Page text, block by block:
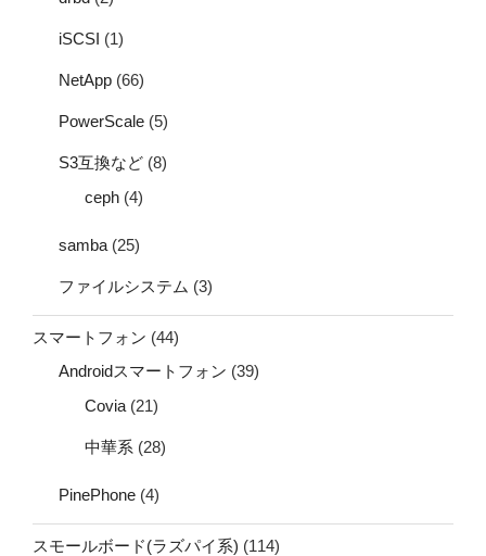
iSCSI (1)
NetApp (66)
PowerScale (5)
S3互換など (8)
ceph (4)
samba (25)
ファイルシステム (3)
スマートフォン (44)
Androidスマートフォン (39)
Covia (21)
中華系 (28)
PinePhone (4)
スモールボード(ラズパイ系) (114)